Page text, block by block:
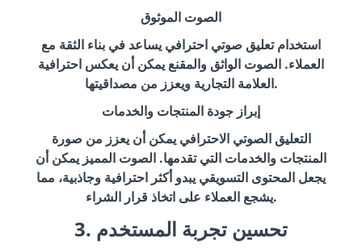
الصوت الموثوق
استخدام تعليق صوتي احترافي يساعد في بناء الثقة مع
العملاء. الصوت الواثق والمقنع يمكن أن يعكس احترافية
العلامة التجارية ويعزز من مصداقيتها.
إبراز جودة المنتجات والخدمات
التعليق الصوتي الاحترافي يمكن أن يعزز من صورة
المنتجات والخدمات التي تقدمها. الصوت المميز يمكن أن
يجعل المحتوى التسويقي يبدو أكثر احترافية وجاذبية، مما
يشجع العملاء على اتخاذ قرار الشراء.
3. تحسين تجربة المستخدم